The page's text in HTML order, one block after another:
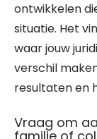
ontwikkelen
situatie. Het
waar jouw
verschil
resultaten en
Vraag om